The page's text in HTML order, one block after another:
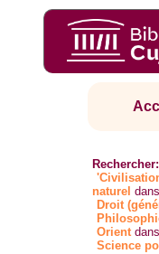
Rechercher:
naturel
Droit
Orient
Science